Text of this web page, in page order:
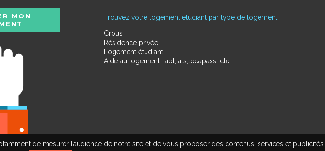
de mesurer l’audience de notre site et de vous proposer des contenus, services et publicités
Trouvez votre logement étudiant par type de logement
Crous
Résidence privée
Logement étudiant
Aide au logement : apl, als,locapass, cle
MON